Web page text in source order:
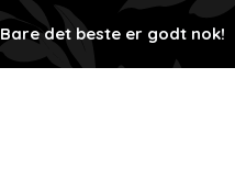
Bare det beste er godt nok!